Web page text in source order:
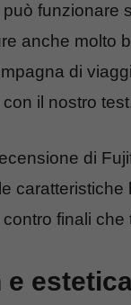
funzionare
anche molto
di
il nostro
di
finali
e